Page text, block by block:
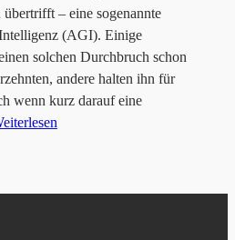
– eine sogenannte
(AGI). Einige
solchen Durchbruch schon
andere halten ihn für
wenn kurz darauf eine